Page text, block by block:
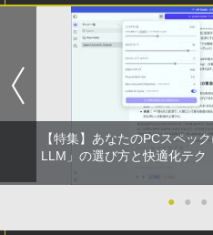
￥26,800
【新品】
新品第13
付きノー
s11 初期
キーボー
8GB
スリラン
ん、軽食
で、スリ
5品 [ 濱田
￥5,940
【中古】
巌南堂書
【2026年ア
レスイヤホ
軽量 ブルー
るーとゅー
セリング 自
付き 防水 タ
学/WEB会議(
￥1,964
On My
￥250
On My
￥250
by Amazon
強炭酸水 ペ
art Basic)
￥1,625
【
みきった日
] [ 水 ] [ ペッ
] [ 水分補給 ]
コミックス
￥572
スーパーの
版ビッグガ
￥810
【特集】あなたのPCスペッ
LLM」の選び方と快適化テク
● ● ●